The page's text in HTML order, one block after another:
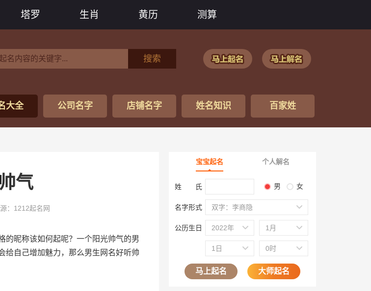
塔罗 生肖 黄历 测算
搜索
大全 公司名字 店铺名字 姓名知识 百家姓
气
：1212起名网
的昵称该如何起呢？一个阳光帅气的男
给自己增加魅力，那么男生网名好听帅
宝宝起名 个人解名
姓 氏 男 女
名字形式 双字：李商隐
公历生日 2022年 1月
1日 0时
马上起名 大师起名